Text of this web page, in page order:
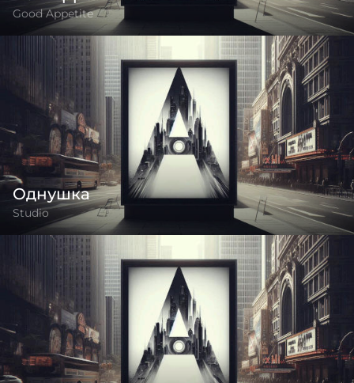
Good Appetite
Однушка
Studio